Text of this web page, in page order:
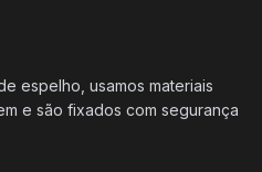
espelho, usamos materiais
e são fixados com segurança